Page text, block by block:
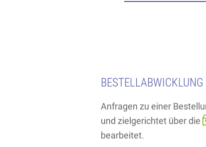
BESTELLABWICKLUNG
Anfragen zu einer
und zielgerichtet über die
bearbeitet.